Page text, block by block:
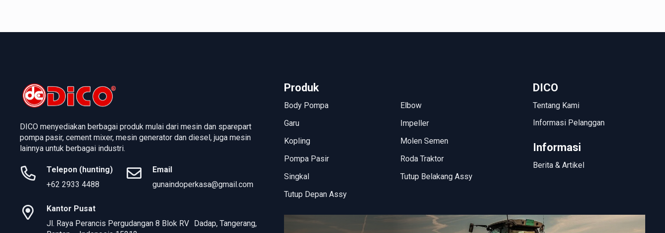
DICO menyediakan berbagai produk mulai dari mesin dan sparepart
pompa pasir, cement mixer, mesin generator dan diesel, juga mesin
lainnya untuk berbagai industri.
Telepon (hunting)
+62 2933 4488
Email
gunaindoperkasa@gmail.com
Kantor Pusat
Jl. Raya Perancis Pergudangan 8 Blok RV Dadap, Tangerang,
Produk
Body Pompa
Elbow
Garu
Impeller
Kopling
Molen Semen
Pompa Pasir
Roda Traktor
Singkal
Tutup Belakang Assy
Tutup Depan Assy
DICO
Tentang Kami
Informasi Pelanggan
Informasi
Berita & Artikel